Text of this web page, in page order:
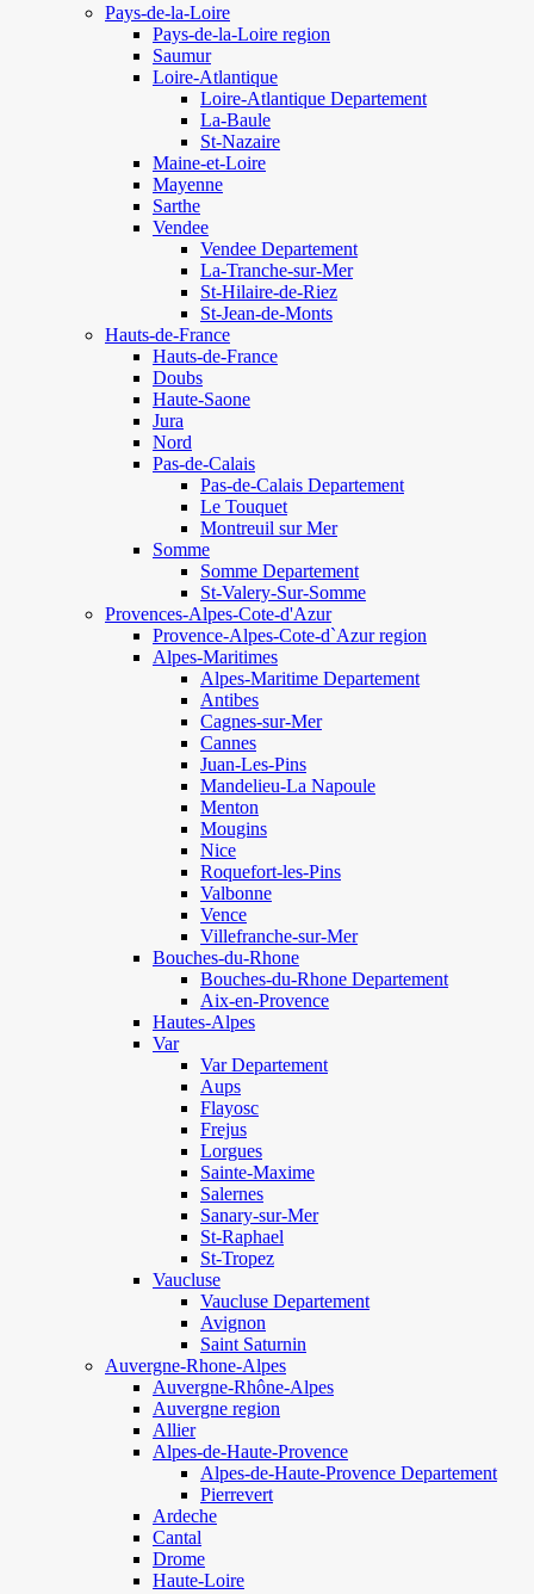
Pays-de-la-Loire
Pays-de-la-Loire region
Saumur
Loire-Atlantique
Loire-Atlantique Departement
La-Baule
St-Nazaire
Maine-et-Loire
Mayenne
Sarthe
Vendee
Vendee Departement
La-Tranche-sur-Mer
St-Hilaire-de-Riez
St-Jean-de-Monts
Hauts-de-France
Hauts-de-France
Doubs
Haute-Saone
Jura
Nord
Pas-de-Calais
Pas-de-Calais Departement
Le Touquet
Montreuil sur Mer
Somme
Somme Departement
St-Valery-Sur-Somme
Provences-Alpes-Cote-d'Azur
Provence-Alpes-Cote-d`Azur region
Alpes-Maritimes
Alpes-Maritime Departement
Antibes
Cagnes-sur-Mer
Cannes
Juan-Les-Pins
Mandelieu-La Napoule
Menton
Mougins
Nice
Roquefort-les-Pins
Valbonne
Vence
Villefranche-sur-Mer
Bouches-du-Rhone
Bouches-du-Rhone Departement
Aix-en-Provence
Hautes-Alpes
Var
Var Departement
Aups
Flayosc
Frejus
Lorgues
Sainte-Maxime
Salernes
Sanary-sur-Mer
St-Raphael
St-Tropez
Vaucluse
Vaucluse Departement
Avignon
Saint Saturnin
Auvergne-Rhone-Alpes
Auvergne-Rhône-Alpes
Auvergne region
Allier
Alpes-de-Haute-Provence
Alpes-de-Haute-Provence Departement
Pierrevert
Ardeche
Cantal
Drome
Haute-Loire